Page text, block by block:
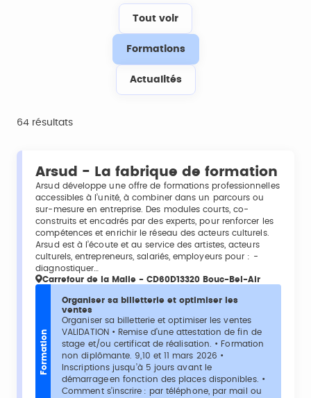
Tout voir
Formations
Actualités
64 résultats
Arsud - La fabrique de formation
Arsud développe une offre de formations professionnelles
accessibles à l’unité, à combiner dans un parcours ou
sur-mesure en entreprise. Des modules courts, co-
construits et encadrés par des experts, pour renforcer les
compétences et enrichir le réseau des acteurs culturels.
Arsud est à l’écoute et au service des artistes, acteurs
culturels, entrepreneurs, salariés, employeurs pour : -
diagnostiquer…
Carrefour de la Malle - CD60D13320 Bouc-Bel-Air
Formation
Organiser sa billetterie et optimiser les
ventes
Organiser sa billetterie et optimiser les ventes
VALIDATION • Remise d’une attestation de fin de
stage et/ou certificat de réalisation. • Formation
non diplômante. 9,10 et 11 mars 2026 •
Inscriptions jusqu’à 5 jours avant le
démarrage en fonction des places disponibles. •
Comment s’inscrire : par téléphone, par mail ou